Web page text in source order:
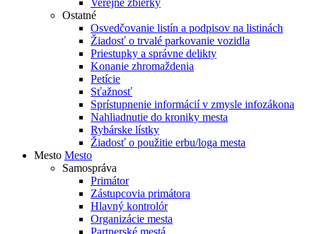
Verejné zbierky
Ostatné
Osvedčovanie listín a podpisov na listinách
Žiadosť o trvalé parkovanie vozidla
Priestupky a správne delikty
Konanie zhromaždenia
Petície
Sťažnosť
Sprístupnenie informácií v zmysle infozákona
Nahliadnutie do kroniky mesta
Rybárske lístky
Žiadosť o použitie erbu/loga mesta
Mesto Mesto
Samospráva
Primátor
Zástupcovia primátora
Hlavný kontrolór
Organizácie mesta